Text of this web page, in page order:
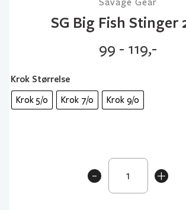
Savage Gear
SG Big Fish Stinger
99 - 119,-
Krok Størrelse
Krok 5/0 Krok 7/0 Krok 9/0
+
Big
Fish
-